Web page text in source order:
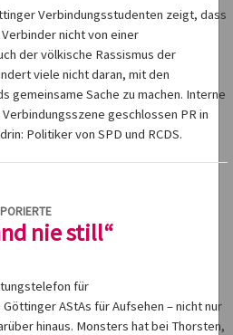
Verbindungsstudenten zeigt, dass
nicht von einer
der völkische Rassismus der
viele nicht daran, mit den
gemeinsame Sache zu machen. Interne
geschlossen PR in
Politiker von SPD und RCDS.
nie still“
für
AStAs für Aufsehen – nicht nur
hinaus. Monsters hat bei Thorsten,